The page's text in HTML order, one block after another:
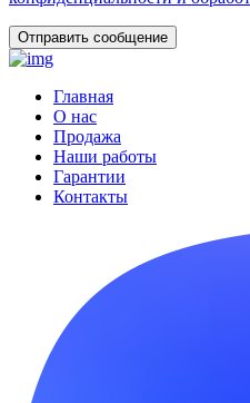
Главная
О нас
Продажа
Наши работы
Гарантии
Контакты